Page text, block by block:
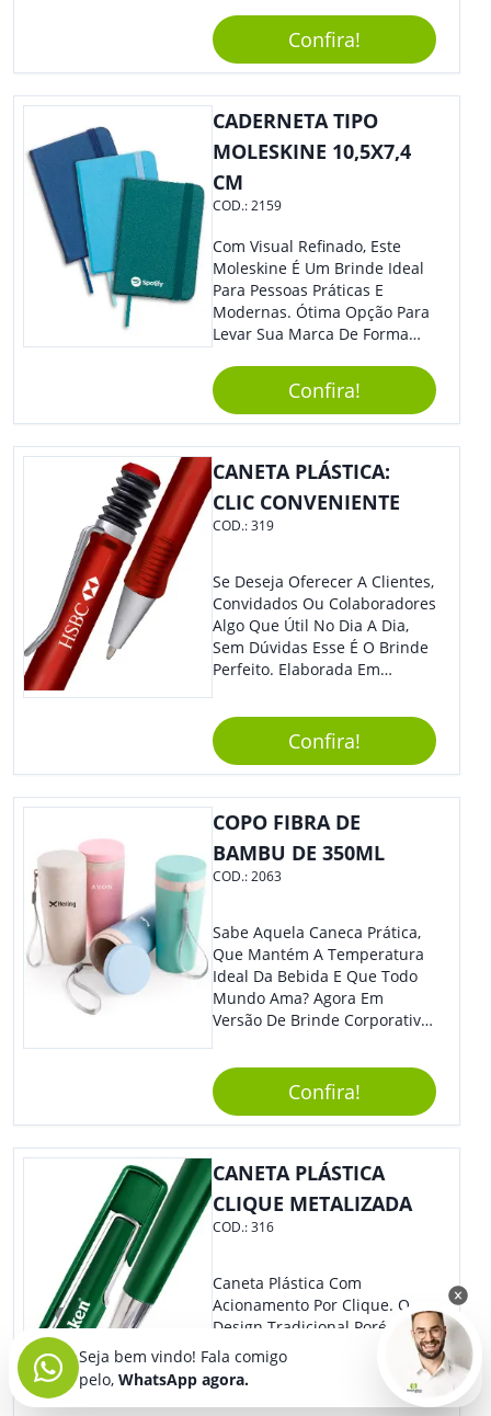
Anotações Com Post-It E
Caneta. Elaborado A Partir De
Material Reciclado, O Brinde
Também É Prático, Tornando-
Se Assim Excelente Para Uso
Cotidiano. Perfeito, Não É?!
Confira!
CADERNETA TIPO
MOLESKINE 10,5X7,4
CM
COD.:2159
Com Visual Refinado, Este
Moleskine É Um Brinde Ideal
Para Pessoas Práticas E
Modernas. Ótima Opção Para
Levar Sua Marca De Forma
Sua Empresa Em Eventos,
Reuniões Corporativas Ou Até
Mesmo Para Presentear
Colaboradores E Parceiros De
Sua Empresa.
Confira!
CANETA PLÁSTICA:
CLIC CONVENIENTE
COD.:319
Se Deseja Oferecer A Clientes,
Convidados Ou Colaboradores
Algo Que Útil No Dia A Dia,
Sem Dúvidas Esse É O Brinde
Perfeito. Elaborada Em
Com Detalhes Em Metal, Essa
Incrível Caneta Esferográfica É
Acionada Na Por Clic Na Parte
Superior.
Confira!
COPO FIBRA DE
BAMBU DE 350ML
COD.:2063
Sabe Aquela Caneca Prática,
Que Mantém A Temperatura
Ideal Da Bebida E Que Todo
Mundo Ama? Agora Em
Versão De Brinde Corporativo
Sua Marca Com Muito Estilo E
Acrescentar Ainda Mais
Praticidade À Eventos E Feiras
De Exposição.
Confira!
CANETA PLÁSTICA
CLIQUE METALIZADA
COD.:316
Caneta Plástica Com
Acionamento Por Clique. O
Design Tradicional Porém
Com Detalhes Super
Modernos Que Dão Um Toque
De Charme Na Peça.
Seja bem vindo! Fala comigo
pelo, WhatsApp agora.